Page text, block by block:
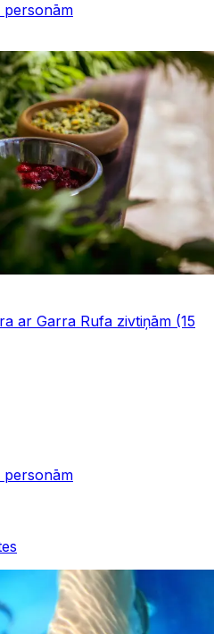
personām
ar Garra Rufa zivtiņām (15
personām